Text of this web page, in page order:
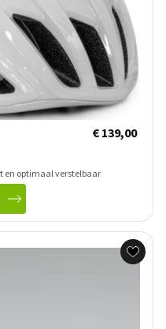
€ 139,00
en optimaal verstelbaar